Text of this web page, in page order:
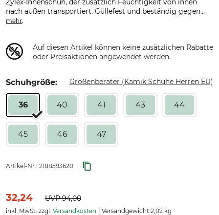
Zylex-Innenschuh, der zusätzlich Feuchtigkeit von innen
nach außen transportiert. Güllefest und beständig gegen...
mehr.
Auf diesen Artikel können keine zusätzlichen Rabatte
oder Preisaktionen angewendet werden.
Schuhgröße: Größenberater (Kamik Schuhe Herren EU)
36 40 41 43 44
45 46 47
Artikel-Nr.: 2188593620
32,24 UVP94,00
inkl. MwSt. zzgl. Versandkosten Versandgewicht 2,02 kg